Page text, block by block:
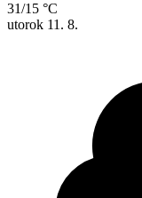
31/15 °C
utorok 11. 8.